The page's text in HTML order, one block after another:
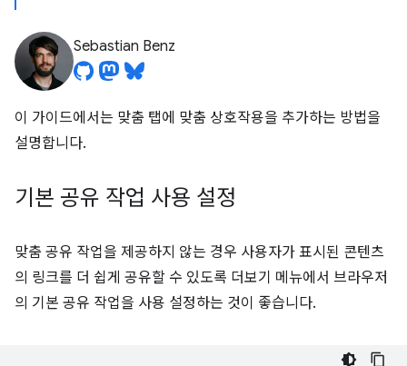
Sebastian Benz
이 가이드에서는 맞춤 탭에 맞춤 상호작용을 추가하는 방법을
설명합니다.
기본 공유 작업 사용 설정
맞춤 공유 작업을 제공하지 않는 경우 사용자가 표시된 콘텐츠
의 링크를 더 쉽게 공유할 수 있도록 더보기 메뉴에서 브라우저
의 기본 공유 작업을 사용 설정하는 것이 좋습니다.